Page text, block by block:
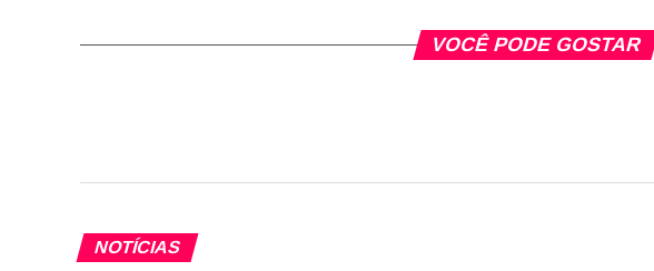
VOCÊ PODE GOSTAR
NOTÍCIAS